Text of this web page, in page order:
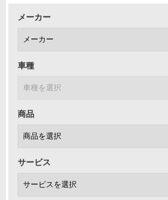
メーカー
車種
商品
サービス